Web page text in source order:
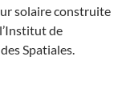
solaire construite
de
Spatiales.